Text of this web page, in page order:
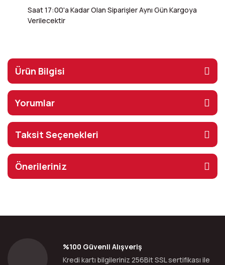
Saat 17:00'a Kadar Olan Siparişler Aynı Gün Kargoya
Verilecektir
Ürün Bilgisi
Yorumlar
Taksit Seçenekleri
Önerileriniz
%100 Güvenli Alışveriş
Kredi kartı bilgileriniz 256Bit SSL sertifikası ile